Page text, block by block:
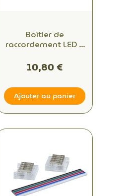
Boîtier de
raccordement LED 4
24V Easy Connect
10,80 €
Ajouter au panier